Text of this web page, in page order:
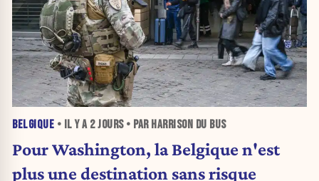
BELGIQUE • IL Y A 2 JOURS• PAR HARRISON DU BUS
Pour Washington, la Belgique n'est
plus une destination sans risque